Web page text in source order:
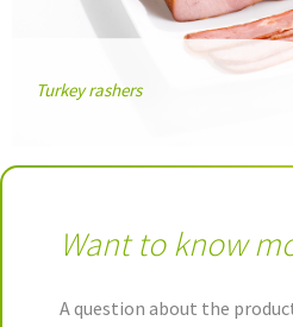
Turkey rashers
Want to know
A question about the